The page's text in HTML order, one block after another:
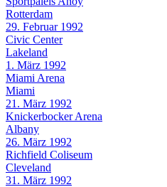
Rotterdam
29. Februar 1992
Civic Center
Lakeland
1. März 1992
Miami Arena
Miami
21. März 1992
Knickerbocker Arena
Albany
26. März 1992
Richfield Coliseum
Cleveland
31. März 1992